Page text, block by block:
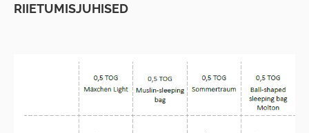
RIIETUMISJUHISED